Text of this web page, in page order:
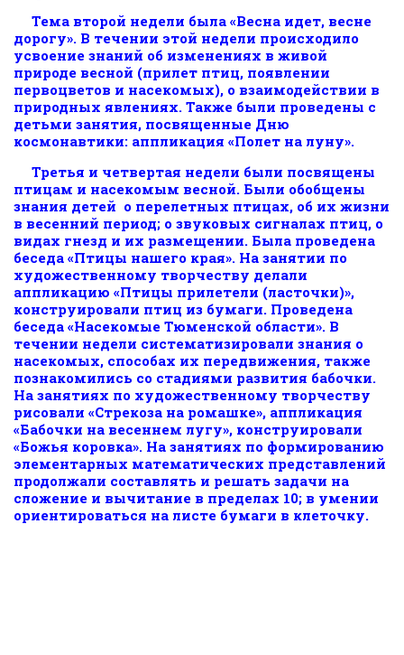
Тема второй недели была «Весна идет, весне
дорогу». В течении этой недели происходило
усвоение знаний об изменениях в живой
природе весной (прилет птиц, появлении
первоцветов и насекомых), о взаимодействии в
природных явлениях. Также были проведены с
детьми занятия, посвященные Дню
космонавтики: аппликация «Полет на луну».
Третья и четвертая недели были посвящены
птицам и насекомым весной. Были обобщены
знания детей о перелетных птицах, об их жизни
в весенний период; о звуковых сигналах птиц, о
видах гнезд и их размещении. Была проведена
беседа «Птицы нашего края». На занятии по
художественному творчеству делали
аппликацию «Птицы прилетели (ласточки)»,
конструировали птиц из бумаги. Проведена
беседа «Насекомые Тюменской области». В
течении недели систематизировали знания о
насекомых, способах их передвижения, также
познакомились со стадиями развития бабочки.
На занятиях по художественному творчеству
рисовали «Стрекоза на ромашке», аппликация
«Бабочки на весеннем лугу», конструировали
«Божья коровка». На занятиях по формированию
элементарных математических представлений
продолжали составлять и решать задачи на
сложение и вычитание в пределах 10; в умении
ориентироваться на листе бумаги в клеточку.